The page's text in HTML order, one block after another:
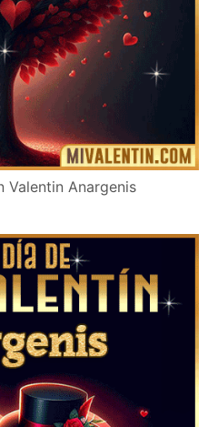
Valentin Anargenis